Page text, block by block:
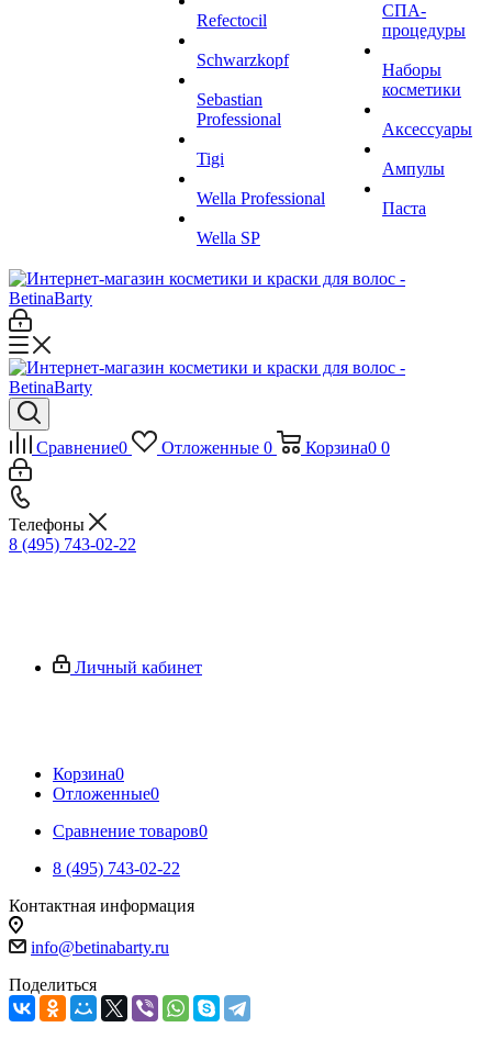
Refectocil
Schwarzkopf
Sebastian
Professional
Tigi
Wella Professional
Wella SP
СПА-
процедуры
Наборы
косметики
Аксессуары
Ампулы
Паста
Сравнение0 Отложенные 0 Корзина0 0
Телефоны
8 (495) 743-02-22
Личный кабинет
Корзина0
Отложенные0
Сравнение товаров0
8 (495) 743-02-22
Контактная информация
info@betinabarty.ru
Поделиться